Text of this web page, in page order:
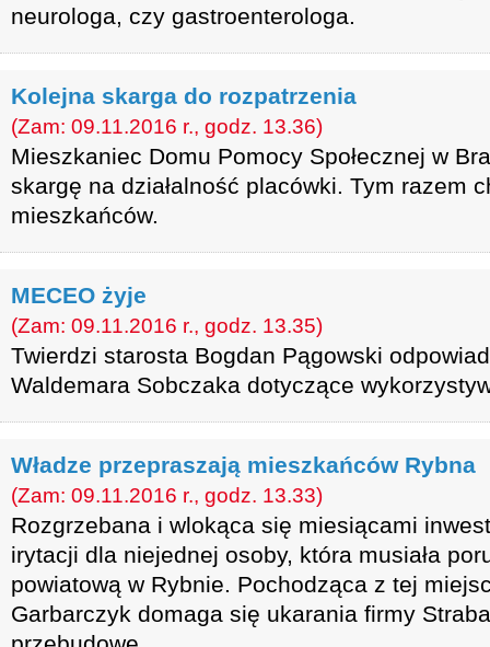
neurologa, czy gastroenterologa.
Kolejna skarga do rozpatrzenia
(Zam: 09.11.2016 r., godz. 13.36)
Mieszkaniec Domu Pomocy Społecznej w
skargę na działalność placówki. Tym razem
mieszkańców.
MECEO żyje
(Zam: 09.11.2016 r., godz. 13.35)
Twierdzi starosta Bogdan Pągowski
Waldemara Sobczaka dotyczące
Władze przepraszają mieszkańców Rybna
(Zam: 09.11.2016 r., godz. 13.33)
Rozgrzebana i wlokąca się miesiącami
irytacji dla niejednej osoby, która musiała
powiatową w Rybnie. Pochodząca z tej
Garbarczyk domaga się ukarania firmy